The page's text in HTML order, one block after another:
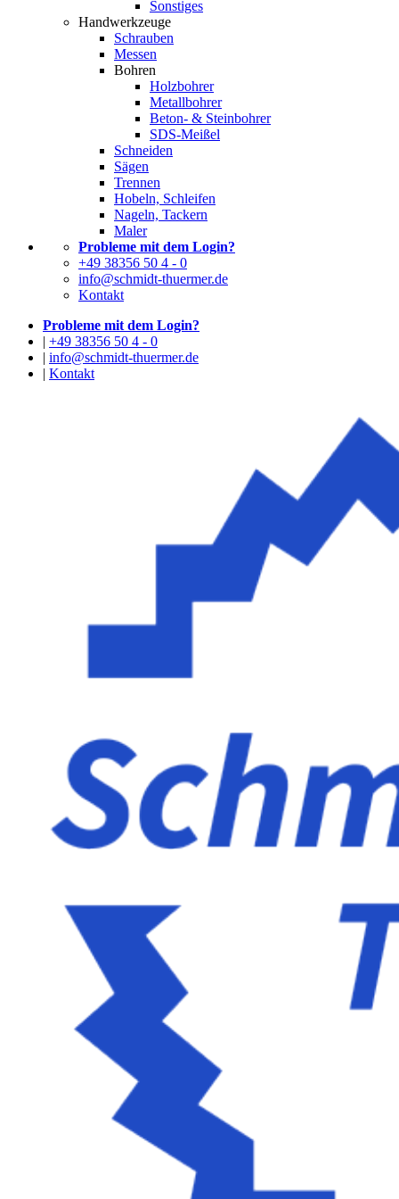
Sonstiges
Handwerkzeuge
Schrauben
Messen
Bohren
Holzbohrer
Metallbohrer
Beton- & Steinbohrer
SDS-Meißel
Schneiden
Sägen
Trennen
Hobeln, Schleifen
Nageln, Tackern
Maler
Probleme mit dem Login?
+49 38356 50 4 - 0
info@schmidt-thuermer.de
Kontakt
Probleme mit dem Login?
| +49 38356 50 4 - 0
| info@schmidt-thuermer.de
| Kontakt